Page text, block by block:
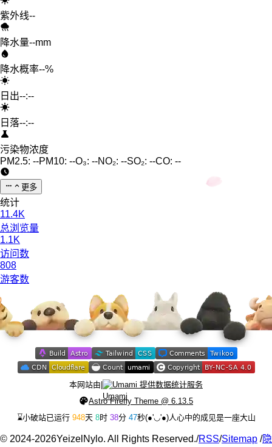
紫外线--
降水量--mm
降水概率--%
日出--:--
日落--:--
污染物浓度
PM2.5: --PM10: --O₃: --NO₂: --SO₂: --CO: --
更多
统计
11.4K
总浏览量
1.1K
访问数
808
游客数
本网站由|
Umami 提供数据统计服务
Astro Firefly Theme @ 6.13.5
⌛小破站已运行 948天 8时 38分 48秒(●'◡'●)人心中的成见是一座大山
© 2024-2026YeizelNylo. All Rights Reserved./RSS/Sitemap /隐